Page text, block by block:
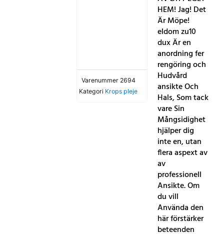
Varenummer 2694
Kategori Krops pleje
HEM! Jag! Det
Är Möpe!
eldom zu10
dux Är en
anordning fer
rengöring och
Hudvård
ansikte Och
Hals, Som tack
vare Sin
Mångsidighet
hjälper dig
inte en, utan
flera aspext av
av
professionell
Ansikte. Om
du vill
Använda den
här förstärker
beteenden